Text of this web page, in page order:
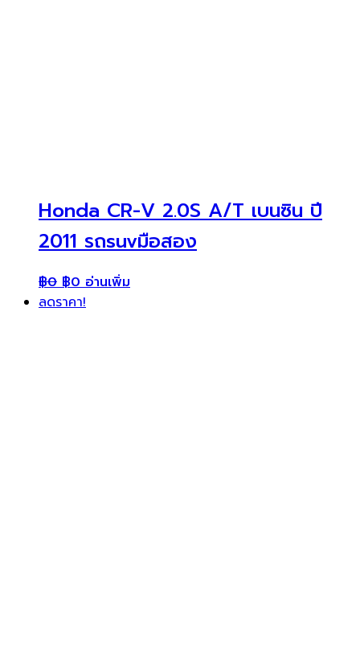
Honda CR-V 2.0S A/T เบนซิน ปี
2011 รถsuvมือสอง
฿0 ฿0 อ่านเพิ่ม
ลดราคา!